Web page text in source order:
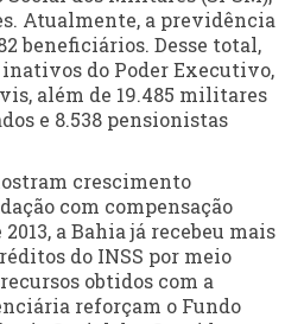
Atualmente, a previdência
beneficiários. Desse total,
inativos do Poder Executivo,
além de 19.485 militares
e 8.538 pensionistas
crescimento
com compensação
a Bahia já recebeu mais
do INSS por meio
obtidos com a
reforçam o Fundo